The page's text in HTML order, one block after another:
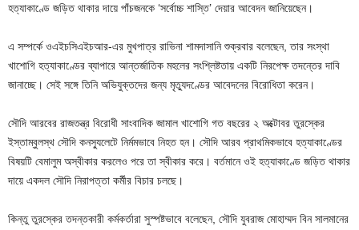
হত্যাকাণ্ডে জড়িত থাকার দায়ে পাঁচজনকে ‘সর্বোচ্চ শাস্তি’ দেয়ার আবেদন জানিয়েছেন।
এ সম্পর্কে ওএইচসিএইচআর-এর মুখপাত্র রাভিনা শামদাসানি শুক্রবার বলেছেন, তার সংস্থা
খাশোগি হত্যাকাণ্ডের ব্যাপারে আন্তর্জাতিক মহলের সংশ্লিষ্টতায় একটি নিরপেক্ষ তদন্তের দাবি
জানাচ্ছে। সেই সঙ্গে তিনি অভিযুক্তদের জন্য মৃত্যুদণ্ডের আবেদনের বিরোধিতা করেন।
সৌদি আরবের রাজতন্ত্র বিরোধী সাংবাদিক জামাল খাশোগি গত বছরের ২ অক্টোবর তুরস্কের
ইস্তাম্বুলস্থ সৌদি কনস্যুলেটে নির্মমভাবে নিহত হন। সৌদি আরব প্রাথমিকভাবে হত্যাকাণ্ডের
বিষয়টি বেমালুম অস্বীকার করলেও পরে তা স্বীকার করে। বর্তমানে ওই হত্যাকাণ্ডে জড়িত থাকার
দায়ে একদল সৌদি নিরাপত্তা কর্মীর বিচার চলছে।
কিন্তু তুরস্কের তদন্তকারী কর্মকর্তারা সুস্পষ্টভাবে বলেছেন, সৌদি যুবরাজ মোহাম্মদ বিন সালমানের